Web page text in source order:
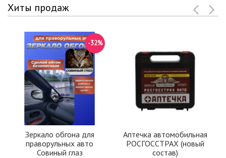
Хиты продаж
Зеркало обгона для
праворульных авто
Совиный глаз
-32%
Аптечка автомобильная
РОСГОССТРАХ (новый
состав)